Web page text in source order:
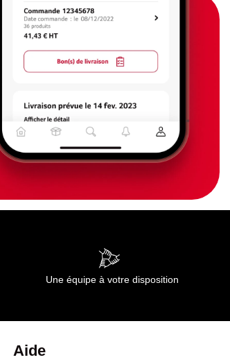
Une équipe à votre disposition
Aide